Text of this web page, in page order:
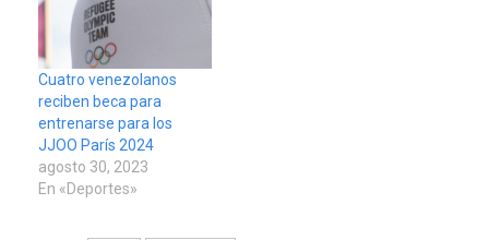
Cuatro venezolanos
reciben beca para
entrenarse para los
JJOO París 2024
agosto 30, 2023
En «Deportes»